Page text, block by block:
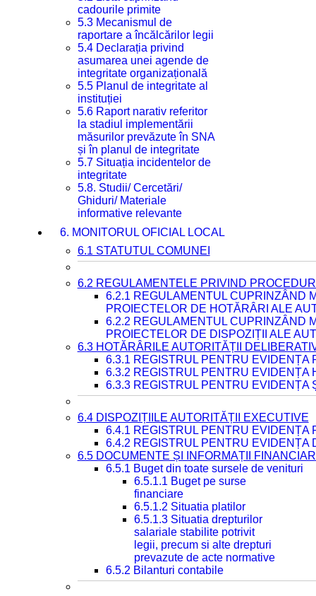
cadourile primite
5.3 Mecanismul de
raportare a încălcărilor legii
5.4 Declarația privind
asumarea unei agende de
integritate organizațională
5.5 Planul de integritate al
instituției
5.6 Raport narativ referitor
la stadiul implementării
măsurilor prevăzute în SNA
și în planul de integritate
5.7 Situația incidentelor de
integritate
5.8. Studii/ Cercetări/
Ghiduri/ Materiale
informative relevante
6. MONITORUL OFICIAL LOCAL
6.1 STATUTUL COMUNEI
6.2 REGULAMENTELE PRIVIND
6.2.1 REGULAMENTUL CUPRINZÂND
PROIECTELOR DE HOTĂRÂRI ALE
6.2.2 REGULAMENTUL CUPRINZÂND
PROIECTELOR DE DISPOZIȚII ALE
6.3 HOTĂRÂRILE AUTORITĂȚII
6.3.1 REGISTRUL PENTRU EVIDENȚA
6.3.2 REGISTRUL PENTRU EVIDENȚA
6.3.3 REGISTRUL PENTRU EVIDENȚA
6.4 DISPOZIȚIILE AUTORITĂȚII EXECUTIVE
6.4.1 REGISTRUL PENTRU EVIDENȚA
6.4.2 REGISTRUL PENTRU EVIDENȚA
6.5 DOCUMENTE ȘI INFORMAȚII
6.5.1 Buget din toate sursele de venituri
6.5.1.1 Buget pe surse
financiare
6.5.1.2 Situatia platilor
6.5.1.3 Situatia drepturilor
salariale stabilite potrivit
legii, precum si alte drepturi
prevazute de acte normative
6.5.2 Bilanturi contabile